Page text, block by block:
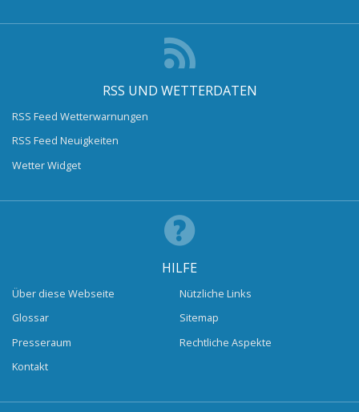
RSS UND WETTERDATEN
RSS Feed Wetterwarnungen
RSS Feed Neuigkeiten
Wetter Widget
HILFE
Über diese Webseite
Glossar
Presseraum
Kontakt
Nützliche Links
Sitemap
Rechtliche Aspekte